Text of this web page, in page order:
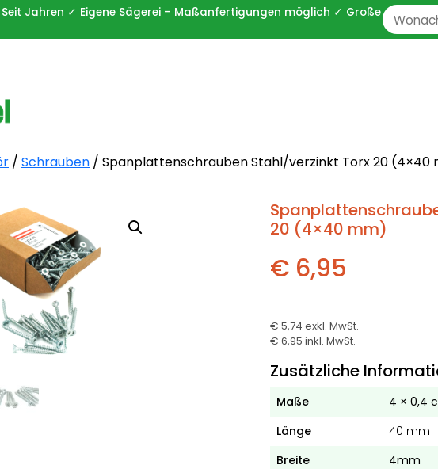
Jahren ✓ Eigene Sägerei – Maßanfertigungen möglich ✓ Große
Zoeken
naar:
/ Schrauben / Spanplattenschrauben Stahl/verzinkt Torx 20 (4×40
20 (4×40 mm)
€ 6,95
€ 5,74 exkl. MwSt.
€ 6,95 inkl. MwSt.
Zusätzliche
Maße
4 × 0,4
Länge
40 mm
Breite
4mm